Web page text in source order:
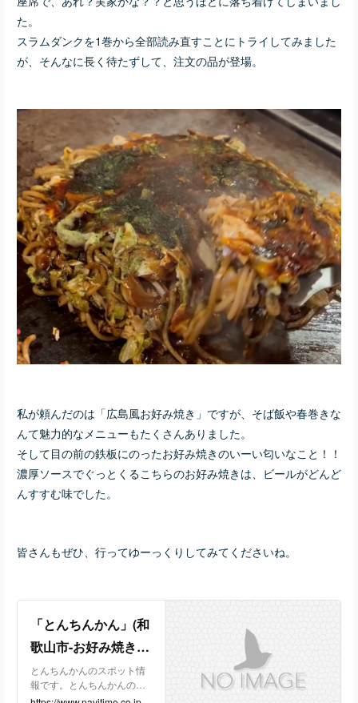
た。
スラムダンクを1巻から全部読み直すことにトライしてみました
が、そんなに長く待たずして、注文の品が登場。
私が頼んだのは「広島風お好み焼き」ですが、そば飯や春巻きな
んて魅力的なメニューもたくさんありました。
そして目の前の鉄板にのったお好み焼きのいーい匂いなこと！！
濃厚ソースでぐっとくるこちらのお好み焼きは、ビールがどんど
んすすむ味でした。
皆さんもぜひ、行ってゆーっくりしてみてくださいね。
「とんちんかん」(和
歌山市-お好み焼き-
〒640-8392)の地図/
アクセス/地点情報 -
とんちんかんのスポット情
報です。とんちんかんの住
所、電話番号、営業時間、